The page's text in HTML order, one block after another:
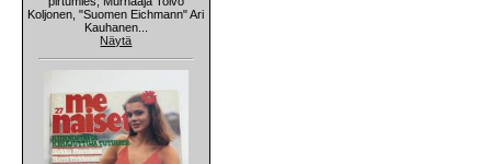
Koljonen, "Suomen Eichmann" Ari
Kauhanen...
Näytä